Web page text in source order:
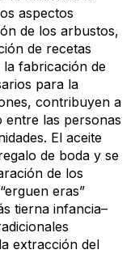
aspectos
de los arbustos,
de recetas
fabricación de
para la
contribuyen a
entre las personas
El aceite
de boda y se
de los
eras”
tierna infancia–
extracción del